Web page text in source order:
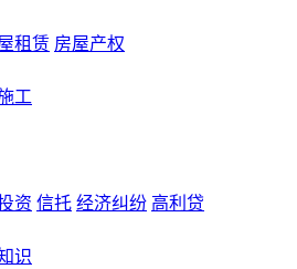
租赁 房屋产权
工
资 信托 经济纠纷 高利贷
识